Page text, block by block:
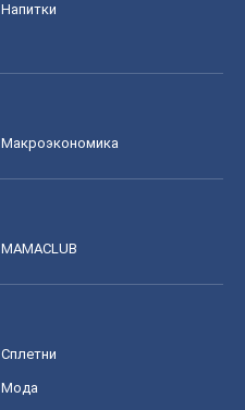
Напитки
Mакроэкономика
MAMACLUB
Сплетни
Мода